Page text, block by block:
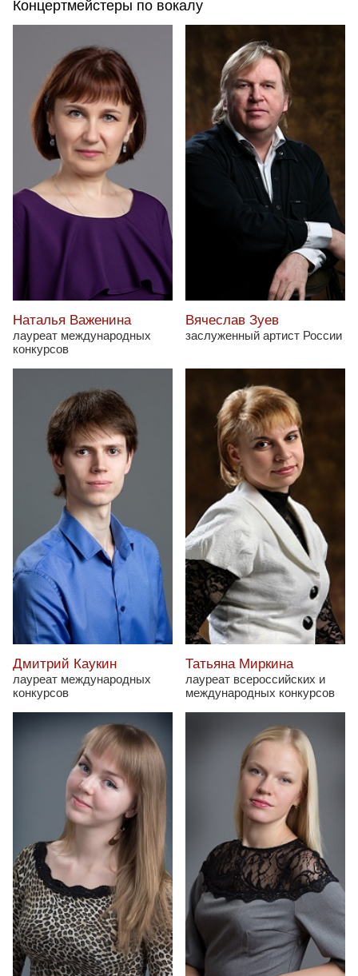
Концертмейстеры по вокалу
Наталья Важенина
лауреат международных
конкурсов
Вячеслав Зуев
заслуженный артист России
Дмитрий Каукин
лауреат международных
конкурсов
Татьяна Миркина
лауреат всероссийских и
международных конкурсов